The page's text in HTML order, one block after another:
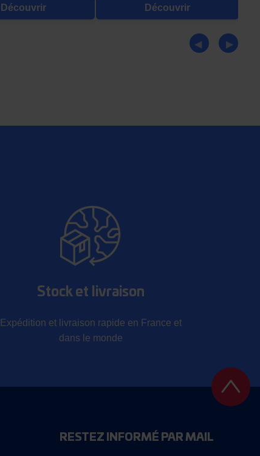
Découvrir Découvrir
Stock et livraison
Expédition et livraison rapide en France et
dans le monde
RESTEZ INFORMÉ PAR MAIL